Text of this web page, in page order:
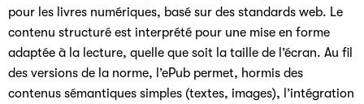
pour les livres numériques, basé sur des standards web. Le
contenu structuré est interprété pour une mise en forme
adaptée à la lecture, quelle que soit la taille de l’écran. Au fil
des versions de la norme, l’ePub permet, hormis des
contenus sémantiques simples (textes, images), l’intégration